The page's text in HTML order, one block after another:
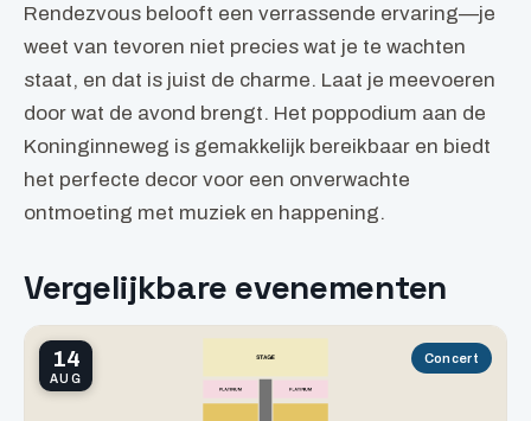
Rendezvous belooft een verrassende ervaring—je
weet van tevoren niet precies wat je te wachten
staat, en dat is juist de charme. Laat je meevoeren
door wat de avond brengt. Het poppodium aan de
Koninginneweg is gemakkelijk bereikbaar en biedt
het perfecte decor voor een onverwachte
ontmoeting met muziek en happening.
Vergelijkbare evenementen
14
AUG
Concert